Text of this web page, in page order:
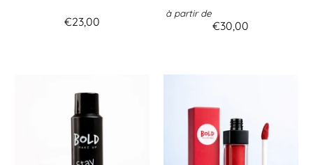
€23,00
à partir de
€30,00